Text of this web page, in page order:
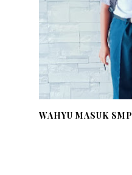
WAHYU MASUK SMP